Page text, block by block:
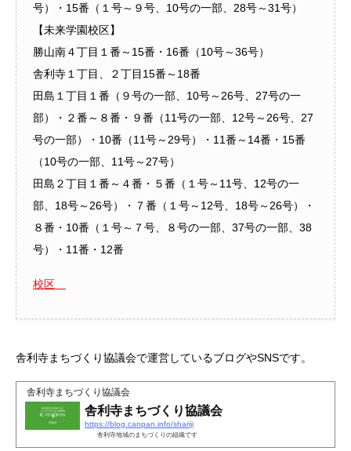
号）・15番（１号～９号、10号の一部、28号～31号）
【未来学園校区】
勝山南４丁目１番～15番・16番（10号～36号）
舎利寺１丁目、２丁目15番～18番
田島１丁目１番（９号の一部、10号～26号、27号の一
部）・２番～８番・９番（11号の一部、12号～26号、27
号の一部）・10番（11号～29号）・11番～14番・15番
（10号の一部、11号～27号）
田島２丁目１番～４番・５番（１号～11号、12号の一
部、18号～26号）・７番（１号～12号、18号～26号）・
８番・10番（１号～７号、８号の一部、37号の一部、38
号）・11番・12番
校区
舎利寺まちづくり協議会で運営しているブログやSNSです。
舎利寺まちづくり協議会
舎利寺まちづくり協議会
https://blog.canpan.info/shariji
舎利寺地域のまちづくりの組織です